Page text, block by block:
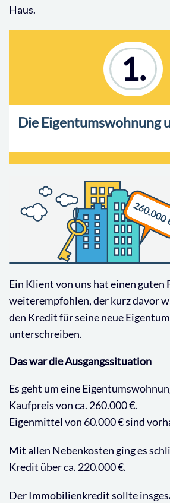
Haus.
1.
Die Eigentumswohnung
Ein Klient von uns hat einen guten
weiterempfohlen, der kurz davor
den Kredit für seine neue
unterschreiben.
Das war die Ausgangssituation
Es geht um eine
Kaufpreis von ca. 260.000 €.
Eigenmittel von 60.000 € sind
Mit allen Nebenkosten ging es
Kredit über ca. 220.000 €.
Der Immobilienkredit sollte